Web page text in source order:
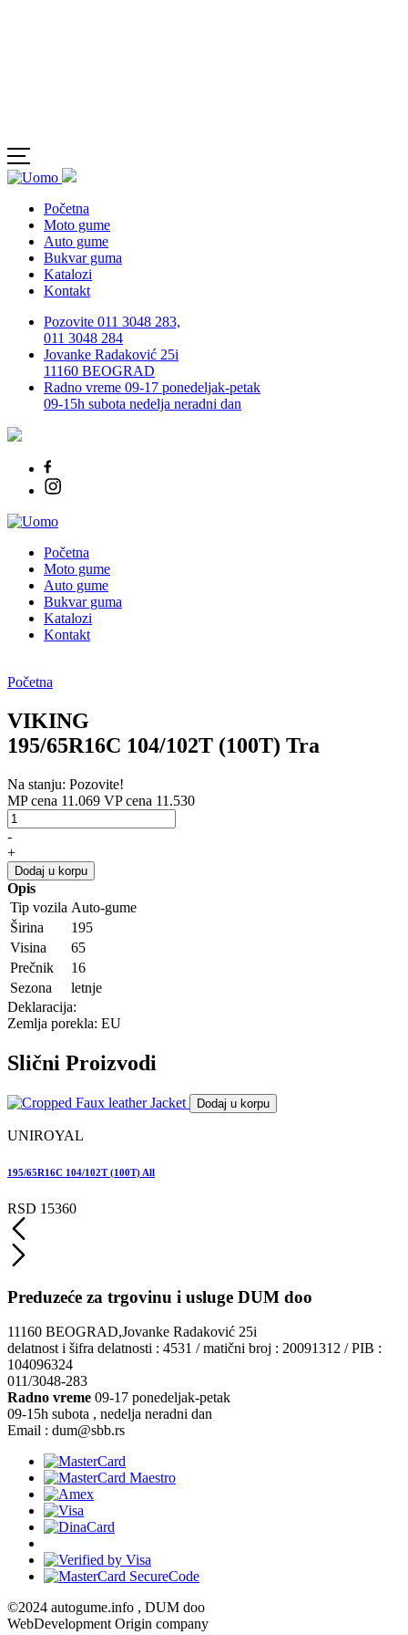
Početna
Moto gume
Auto gume
Bukvar guma
Katalozi
Kontakt
Pozovite 011 3048 283,
011 3048 284
Jovanke Radaković 25i
11160 BEOGRAD
Radno vreme 09-17 ponedeljak-petak
09-15h subota nedelja neradni dan
Početna
Moto gume
Auto gume
Bukvar guma
Katalozi
Kontakt
Početna
VIKING
195/65R16C 104/102T (100T) Tra
Na stanju: Pozovite!
MP cena 11.069 VP cena 11.530
-
+
Dodaj u korpu
Opis
Tip vozila Auto-gume
Širina
195
Visina
65
Prečnik
16
Sezona
letnje
Deklaracija:
Zemlja porekla: EU
Slični Proizvodi
Dodaj u korpu
UNIROYAL
195/65R16C 104/102T (100T) All
RSD 15360
Preduzeće za trgovinu i usluge DUM doo
11160 BEOGRAD,Jovanke Radaković 25i
delatnost i šifra delatnosti : 4531 / matični broj : 20091312 / PIB :
104096324
011/3048-283
Radno vreme 09-17 ponedeljak-petak
09-15h subota , nedelja neradni dan
Email : dum@sbb.rs
©2024 autogume.info , DUM doo
WebDevelopment Origin company